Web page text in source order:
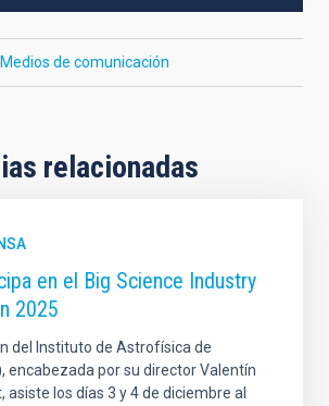
Medios de comunicación
relacionadas
en el Big Science Industry
2025
del Instituto de Astrofísica de
encabezada por su director Valentín
asiste los días 3 y 4 de diciembre al